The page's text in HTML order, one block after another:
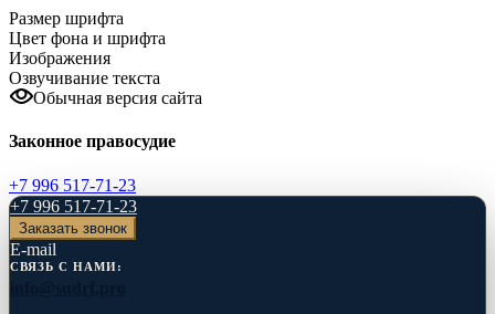
Размер шрифта
Цвет фона и шрифта
Изображения
Озвучивание текста
Обычная версия сайта
Законное правосудие
+7 996 517-71-23
+7 996 517-71-23
Заказать звонок
E-mail
СВЯЗЬ С НАМИ: